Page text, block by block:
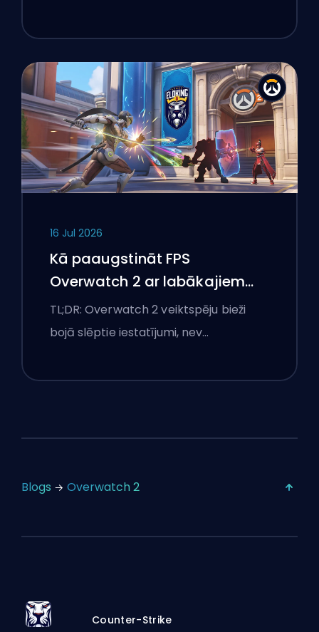
16 Jul 2026
Kā paaugstināt FPS
Overwatch 2 ar labākajiem
iestatījumiem
TL;DR: Overwatch 2 veiktspēju bieži
bojā slēptie iestatījumi, nev…
Blogs Overwatch 2
Counter-Strike